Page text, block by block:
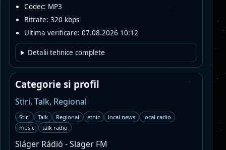
Codec: MP3
Bitrate: 320 kbps
Ultima verificare: 07.08.2026 10:12
Detalii tehnice complete
Categorie si profil
Stiri, Talk, Regional
Stiri Talk Regional etnic local news
local radio
music
talk radio
Sláger Rádió - Slager FM